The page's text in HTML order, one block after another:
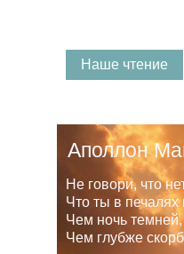
Не говори, что
Что ты в печалях
Чем ночь
Чем глубже
Аполлон
Наше чтение